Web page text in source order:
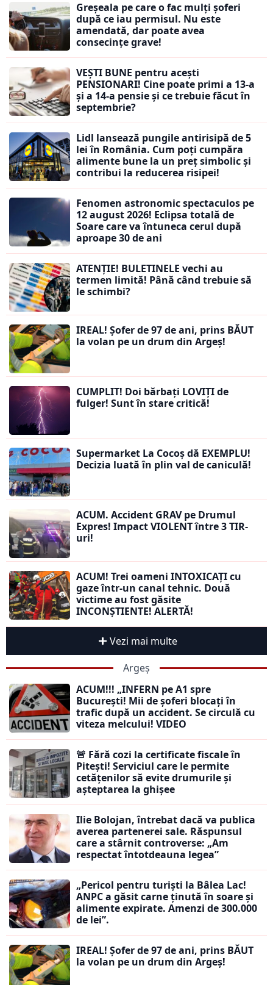
Greșeala pe care o fac mulți șoferi
după ce iau permisul. Nu este
amendată, dar poate avea
consecințe grave!
VEȘTI BUNE pentru acești
PENSIONARI! Cine poate primi a 13-a
și a 14-a pensie și ce trebuie făcut în
septembrie?
Lidl lansează pungile antirisipă de 5
lei în România. Cum poți cumpăra
alimente bune la un preț simbolic și
contribui la reducerea risipei!
Fenomen astronomic spectaculos pe
12 august 2026! Eclipsa totală de
Soare care va întuneca cerul după
aproape 30 de ani
ATENȚIE! BULETINELE vechi au
termen limită! Până când trebuie să
le schimbi?
IREAL! Șofer de 97 de ani, prins BĂUT
la volan pe un drum din Argeș!
CUMPLIT! Doi bărbați LOVIȚI de
fulger! Sunt în stare critică!
Supermarket La Cocoș dă EXEMPLU!
Decizia luată în plin val de caniculă!
ACUM. Accident GRAV pe Drumul
Expres! Impact VIOLENT între 3 TIR-
uri!
ACUM! Trei oameni INTOXICAȚI cu
gaze într-un canal tehnic. Două
victime au fost găsite
INCONȘTIENTE! ALERTĂ!
Vezi mai multe
Argeș
ACUM!!! „INFERN pe A1 spre
București! Mii de șoferi blocați în
trafic după un accident. Se circulă cu
viteza melcului! VIDEO
🚨 Fără cozi la certificate fiscale în
Pitești! Serviciul care le permite
cetățenilor să evite drumurile și
așteptarea la ghișee
Ilie Bolojan, întrebat dacă va publica
averea partenerei sale. Răspunsul
care a stârnit controverse: „Am
respectat întotdeauna legea”
„Pericol pentru turiști la Bâlea Lac!
ANPC a găsit carne ținută în soare și
alimente expirate. Amenzi de 300.000
de lei”.
IREAL! Șofer de 97 de ani, prins BĂUT
la volan pe un drum din Argeș!